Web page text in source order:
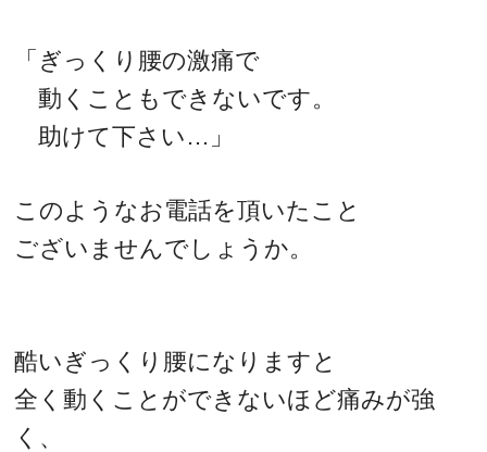
「ぎっくり腰の激痛で
動くこともできないです。
助けて下さい…」
このようなお電話を頂いたこと
ございませんでしょうか。
酷いぎっくり腰になりますと
全く動くことができないほど痛みが強
く、